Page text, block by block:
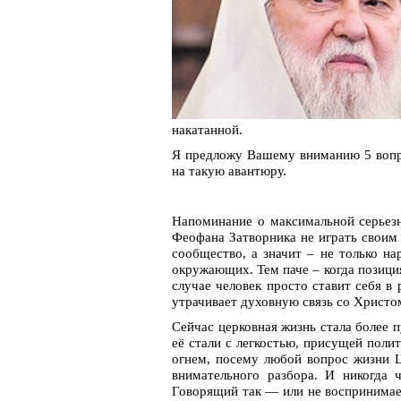
накатанной.
Я предложу Вашему вниманию 5
на такую авантюру.
Напоминание о максимальной
Феофана Затворника не играть
сообщество, а значит – не только
окружающих. Тем паче – когда
случае человек просто ставит себя
утрачивает духовную связь со
Сейчас церковная жизнь стала
её стали с легкостью, присущей
огнем, посему любой вопрос жизни
внимательного разбора. И никогда
Говорящий так — или не